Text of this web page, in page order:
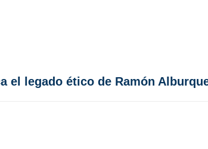
el legado ético de Ramón